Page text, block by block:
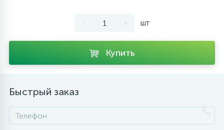
- + шт
Купить
Быстрый заказ